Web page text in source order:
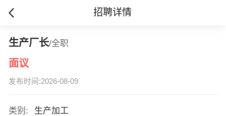
招聘详情
生产厂长/全职
面议
发布时间:2026-08-09
类别:
生产加工